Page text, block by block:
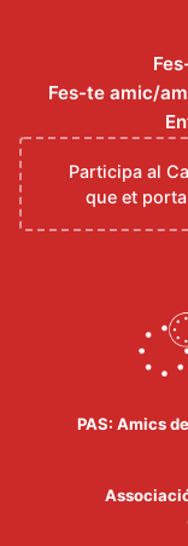
Fes-te amic/
Participa al
que et
PAS: Amics